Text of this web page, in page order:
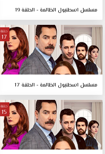
مسلسل اسطنبول الظالمة - الحلقة 19
حلقة
17
مسلسل اسطنبول الظالمة - الحلقة 17
حلقة
15